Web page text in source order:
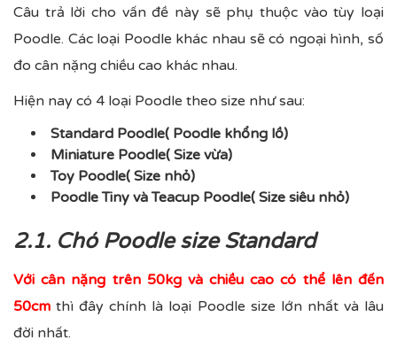
Câu trả lời cho vấn đề này sẽ phụ thuộc vào tùy loại
Poodle. Các loại Poodle khác nhau sẽ có ngoại hình, số
đo cân nặng chiều cao khác nhau.
Hiện nay có 4 loại Poodle theo size như sau:
Standard Poodle( Poodle khổng lồ)
Miniature Poodle( Size vừa)
Toy Poodle( Size nhỏ)
Poodle Tiny và Teacup Poodle( Size siêu nhỏ)
2.1. Chó Poodle size Standard
Với cân nặng trên 50kg và chiều cao có thể lên đến
50cm thì đây chính là loại Poodle size lớn nhất và lâu
đời nhất.